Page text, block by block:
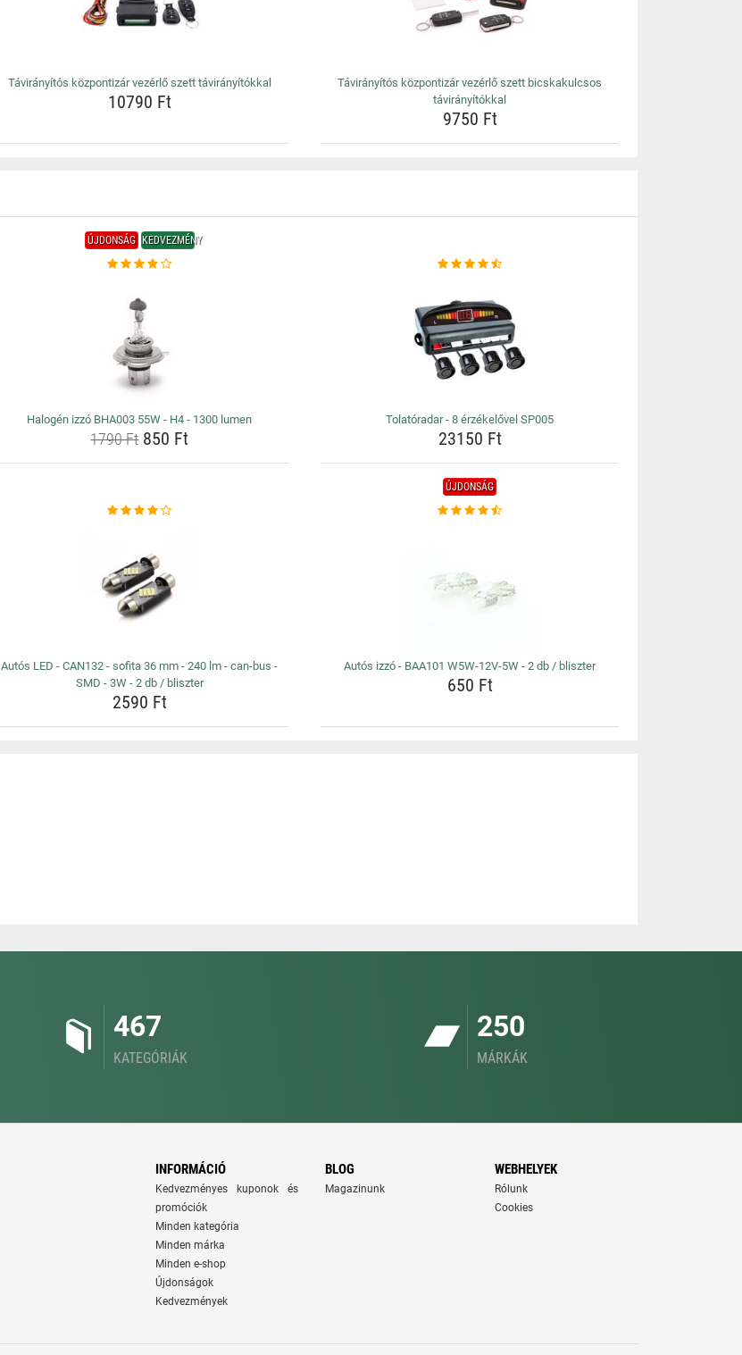
Távirányítós központizár vezérlő szett távirányítókkal
10790 Ft
Távirányítós központizár vezérlő szett bicskakulcsos
távirányítókkal
9750 Ft
ÚJDONSÁG KEDVEZMÉNY
Halogén izzó BHA003 55W - H4 - 1300 lumen
1790 Ft850 Ft
Tolatóradar - 8 érzékelővel SP005
23150 Ft
Autós LED - CAN132 - sofita 36 mm - 240 lm - can-bus -
SMD - 3W - 2 db / bliszter
2590 Ft
ÚJDONSÁG
Autós izzó - BAA101 W5W-12V-5W - 2 db / bliszter
650 Ft
467
KATEGÓRIÁK
250
MÁRKÁK
INFORMÁCIÓ
Kedvezményes kuponok és
promóciók
Minden kategória
Minden márka
Minden e-shop
Újdonságok
Kedvezmények
BLOG
Magazinunk
WEBHELYEK
Rólunk
Cookies